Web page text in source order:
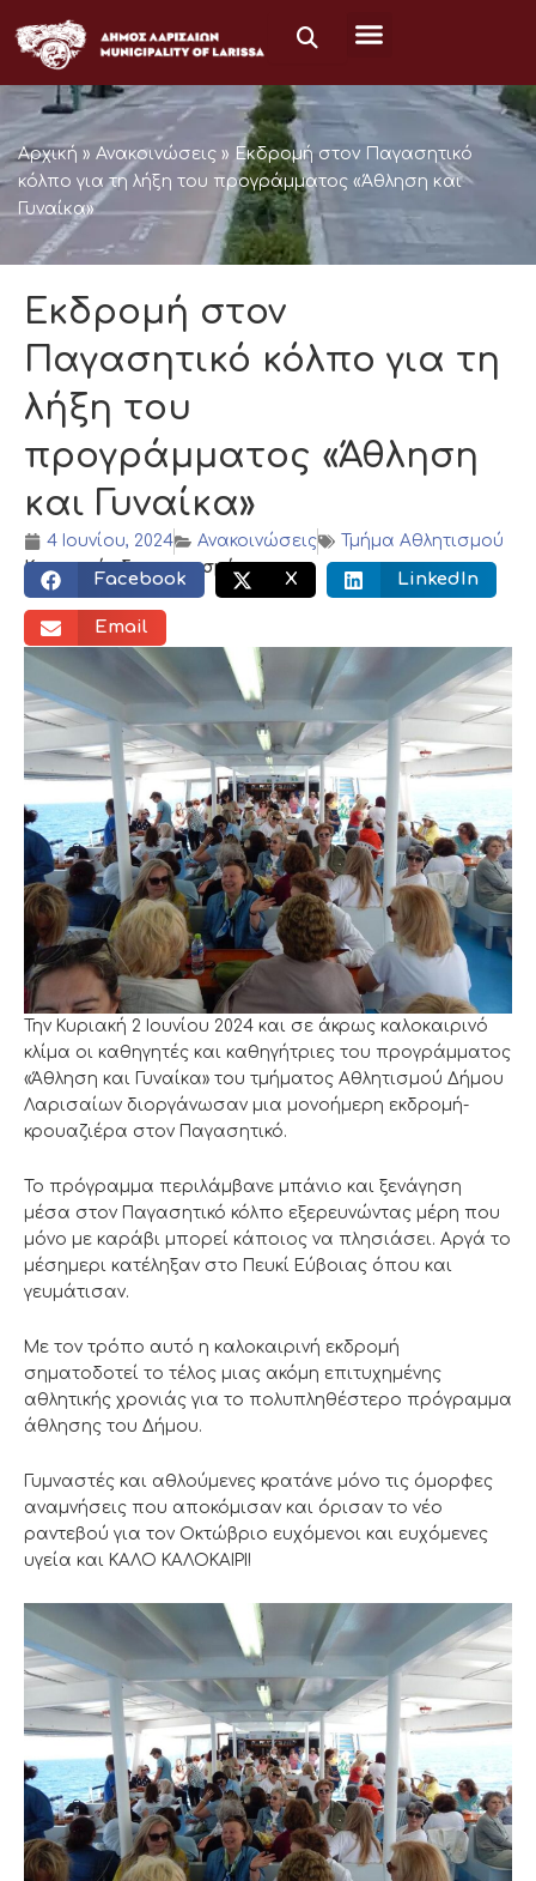
στο
περιεχόμενο
Αρχική » Ανακοινώσεις » Εκδρομή στον Παγασητικό
κόλπο για τη λήξη του προγράμματος «Άθληση και
Γυναίκα»
Εκδρομή στον
Παγασητικό κόλπο για τη
λήξη του
προγράμματος «Άθληση
και Γυναίκα»
4 Ιουνίου, 2024 Ανακοινώσεις
Τμήμα Αθλητισμού
Κοινωνικός διαμοιρασμός:
Facebook X LinkedIn
Email
Την Κυριακή 2 Ιουνίου 2024 και σε άκρως καλοκαιρινό
κλίμα οι καθηγητές και καθηγήτριες του προγράμματος
«Άθληση και Γυναίκα» του τμήματος Αθλητισμού Δήμου
Λαρισαίων διοργάνωσαν μια μονοήμερη εκδρομή-
κρουαζιέρα στον Παγασητικό.
Το πρόγραμμα περιλάμβανε μπάνιο και ξενάγηση
μέσα στον Παγασητικό κόλπο εξερευνώντας μέρη που
μόνο με καράβι μπορεί κάποιος να πλησιάσει. Αργά το
μέσημερι κατέληξαν στο Πευκί Εύβοιας όπου και
γευμάτισαν.
Με τον τρόπο αυτό η καλοκαιρινή εκδρομή
σηματοδοτεί το τέλος μιας ακόμη επιτυχημένης
αθλητικής χρονιάς για το πολυπληθέστερο πρόγραμμα
άθλησης του Δήμου.
Γυμναστές και αθλούμενες κρατάνε μόνο τις όμορφες
αναμνήσεις που αποκόμισαν και όρισαν το νέο
ραντεβού για τον Οκτώβριο ευχόμενοι και ευχόμενες
υγεία και ΚΑΛΟ ΚΑΛΟΚΑΙΡΙ!